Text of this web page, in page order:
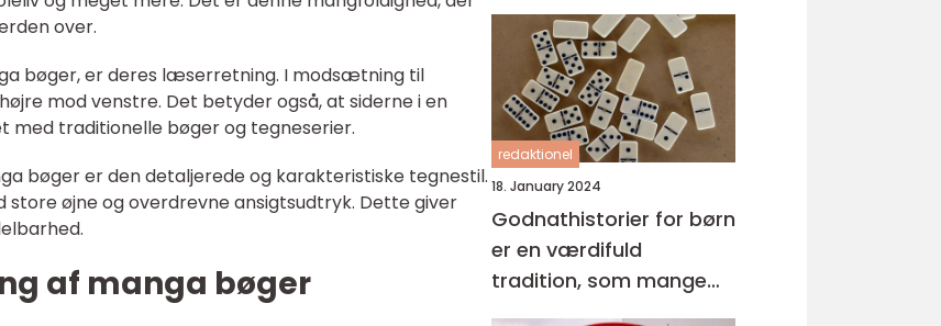
over.
bøger, er deres læserretning. I modsætning til
mod venstre. Det betyder også, at siderne i en
med traditionelle bøger og tegneserier.
bøger er den detaljerede og karakteristiske tegnestil.
øjne og overdrevne ansigtsudtryk. Dette giver
af manga bøger
redaktionel
18. January 2024
Godnathistorier for børn
er en værdifuld
tradition, som mange
forældre praktiserer for